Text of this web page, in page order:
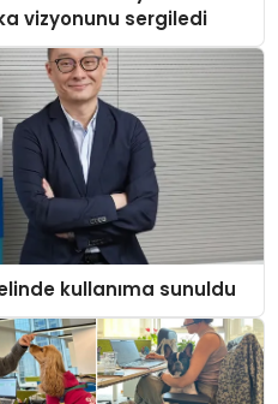
vizyonunu sergiledi
kullanıma sunuldu